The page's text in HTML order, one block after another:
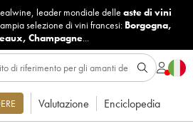
leader mondiale delle aste di vini
selezione di vini francesi: Borgogna,
, Champagne...
Valutazione Enciclopedia